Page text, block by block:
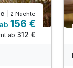
| 2 Nächte
ab 156 €
ab 312 €